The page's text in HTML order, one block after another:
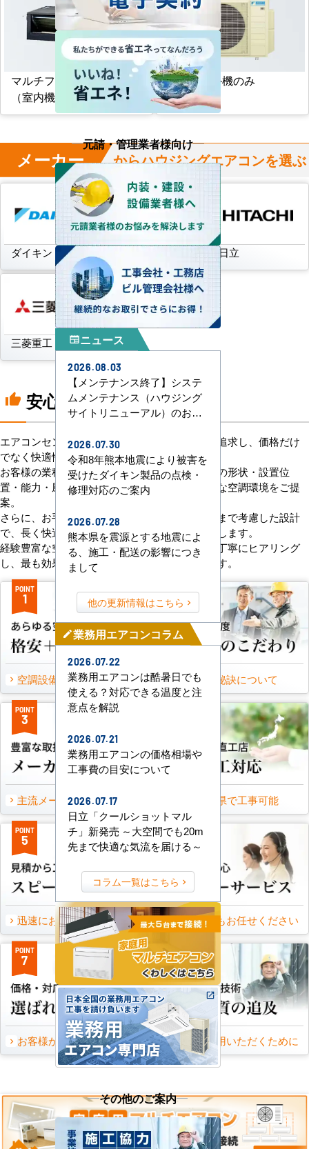
マルチフリービルトイン形
（室内機のみ）
マルチ室外機のみ
メーカー からハウジングエアコンを選ぶ
ダイキン 日立
三菱重工 パナソニック
thumb_up 安心の8つのポイント
エアコンセンターACは、「格安＋α」の価値を追求し、価格だけ
でなく快適性と機能性にもこだわっています。
お客様の業種や施設の形態に合わせて、室内機の形状・設置位
置・能力・風向きなどを総合的に検討し、最適な空調環境をご提
案。
さらに、お手入れのしやすさやメンテナンス性まで考慮した設計
で、長く快適にご使用いただけるようサポートします。
経験豊富な空調技術者が現場の状況やご要望を丁寧にヒアリング
し、最も効果的で効率的なプランをお届けします。
POINT
1
空調設備のご提案について
2
選ばれる秘訣について
POINT
3
主流メーカーを全取扱可能 47都道府県で工事可能
POINT
5
迅速にお届け出来る理由
POINT
6
万一の時もお任せください
POINT
7
お客様から頂いたご意見
POINT
8
永くご愛用いただくために
元請・管理業者様向け
newspaperニュース
2026.08.03
【メンテナンス終了】システ
ムメンテナンス（ハウジング
サイトリニューアル）のお知
2026.07.30
令和8年熊本地震により被害を
受けたダイキン製品の点検・
修理対応のご案内
2026.07.28
熊本県を震源とする地震によ
る、施工・配送の影響につき
まして
他の更新情報はこちら
mode_edit業務用エアコンコラム
2026.07.22
業務用エアコンは酷暑日でも
使える？対応できる温度と注
意点を解説
2026.07.21
業務用エアコンの価格相場や
工事費の目安について
2026.07.17
日立「クールショットマル
チ」新発売 ～大空間でも20m
先まで快適な気流を届ける～
コラム一覧はこちら
その他のご案内